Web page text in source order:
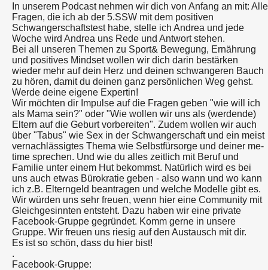
In unserem Podcast nehmen wir dich von Anfang an mit: Alle
Fragen, die ich ab der 5.SSW mit dem positiven
Schwangerschaftstest habe, stelle ich Andrea und jede
Woche wird Andrea uns Rede und Antwort stehen.
Bei all unseren Themen zu Sport& Bewegung, Ernährung
und positives Mindset wollen wir dich darin bestärken
wieder mehr auf dein Herz und deinen schwangeren Bauch
zu hören, damit du deinen ganz persönlichen Weg gehst.
Werde deine eigene Expertin!
Wir möchten dir Impulse auf die Fragen geben "wie will ich
als Mama sein?" oder "Wie wollen wir uns als (werdende)
Eltern auf die Geburt vorbereiten". Zudem wollen wir auch
über "Tabus" wie Sex in der Schwangerschaft und ein meist
vernachlässigtes Thema wie Selbstfürsorge und deiner me-
time sprechen. Und wie du alles zeitlich mit Beruf und
Familie unter einem Hut bekommst. Natürlich wird es bei
uns auch etwas Bürokratie geben - also wann und wo kann
ich z.B. Elterngeld beantragen und welche Modelle gibt es.
Wir würden uns sehr freuen, wenn hier eine Community mit
Gleichgesinnten entsteht. Dazu haben wir eine private
Facebook-Gruppe gegründet. Komm gerne in unsere
Gruppe. Wir freuen uns riesig auf den Austausch mit dir.
Es ist so schön, dass du hier bist!
.
Facebook-Gruppe: